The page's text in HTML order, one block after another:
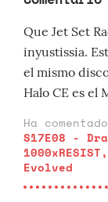
Que Jet Set
inyustissia.
el mismo
Halo CE es el
Ha
S17E08 -
Evolved